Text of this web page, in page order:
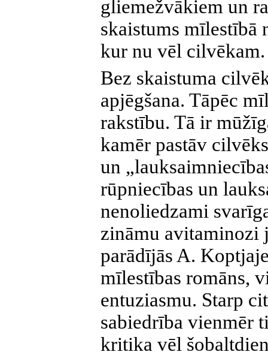
gliemežvākiem un
skaistums mīlestībā
kur nu vēl cilvēkam.
Bez skaistuma
apjēgšana. Tāpēc
rakstību. Tā ir
kamēr pastāv
un
rūpniecības un
nenoliedzami
zināmu avitaminozi
parādījās A.
mīlestības romāns,
entuziasmu. Starp
sabiedrība vienmēr
kritika vēl